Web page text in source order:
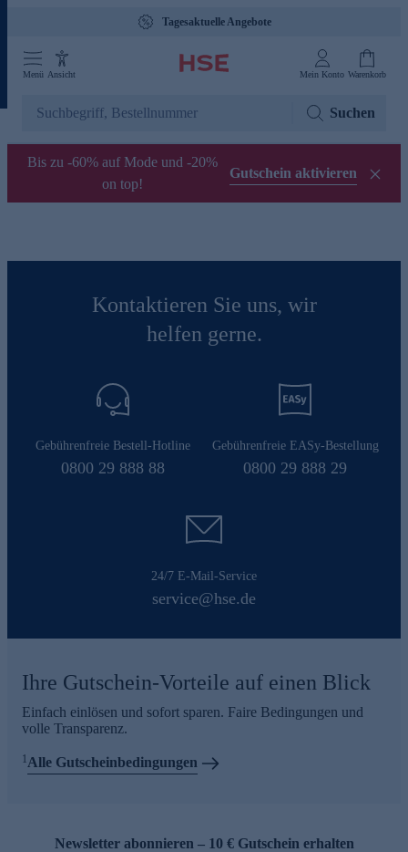
Tagesaktuelle Angebote
Menü Ansicht Mein Konto Warenkorb
Suchen
Bis zu -60% auf Mode und -20%
on top!
Gutschein aktivieren
Kontaktieren Sie uns, wir
helfen gerne.
Gebührenfreie Bestell-Hotline
0800 29 888 88
Gebührenfreie EASy-Bestellung
0800 29 888 29
24/7 E-Mail-Service
service@hse.de
Ihre Gutschein-Vorteile auf einen Blick
Einfach einlösen und sofort sparen. Faire Bedingungen und
volle Transparenz.
1Alle Gutscheinbedingungen
Newsletter abonnieren – 10 € Gutschein erhalten